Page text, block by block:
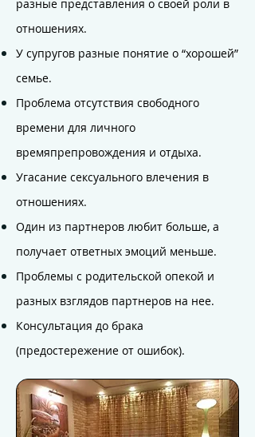
разные представления о своей роли в
отношениях.
У супругов разные понятие о “хорошей”
семье.
Проблема отсутствия свободного
времени для личного
времяпрепровождения и отдыха.
Угасание сексуального влечения в
отношениях.
Один из партнеров любит больше, а
получает ответных эмоций меньше.
Проблемы с родительской опекой и
разных взглядов партнеров на нее.
Консультация до брака
(предостережение от ошибок).